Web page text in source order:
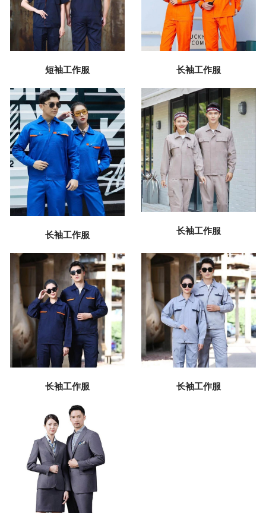
短袖工作服 长袖工作服
长袖工作服 长袖工作服
长袖工作服 长袖工作服